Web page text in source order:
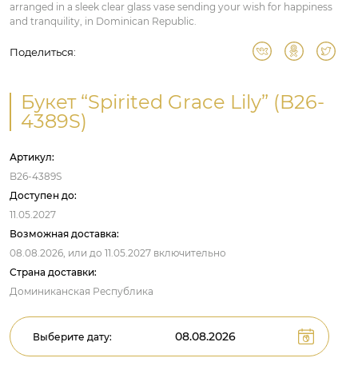
arranged in a sleek clear glass vase sending your wish for happiness
and tranquility, in Dominican Republic.
Поделиться:
Букет “Spirited Grace Lily” (B26-
4389S)
Артикул:
B26-4389S
Доступен до:
11.05.2027
Возможная доставка:
08.08.2026, или до 11.05.2027 включительно
Страна доставки:
Доминиканская Республика
Выберите дату: